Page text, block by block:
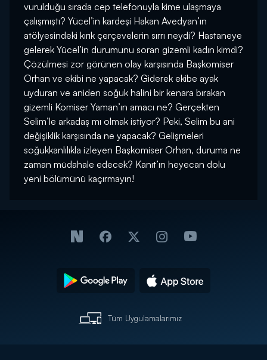
vurulduğu sırada cep telefonuyla kime ulaşmaya
çalışmıştı? Yücel’in kardeşi Hakan Avedyan’ın
atölyesindeki kırık çerçevelerin sırrı neydi? Hastaneye
gelerek Yücel’in durumunu soran gizemli kadın kimdi?
Çözülmesi zor görünen olay karşısında Başkomiser
Orhan ve ekibi ne yapacak? Giderek ekibe ayak
uyduran ve aniden soğuk halini bir kenara bırakan
gizemli Komiser Yaman’ın amacı ne? Gerçekten
Selim’le arkadaş mı olmak istiyor? Peki, Selim bu ani
değişiklik karşısında ne yapacak? Gelişmeleri
soğukkanlılıkla izleyen Başkomiser Orhan, duruma ne
zaman müdahale edecek? Kanıt’ın heyecan dolu
yeni bölümünü kaçırmayın!
Tüm Uygulamalarımız